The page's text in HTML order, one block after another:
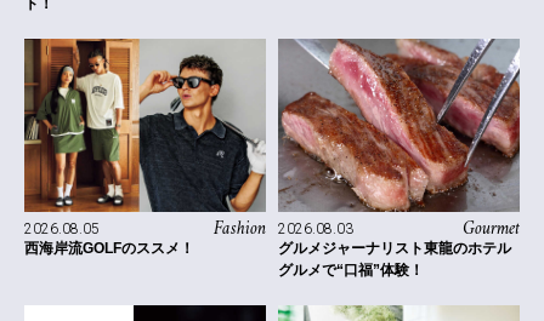
ト！
Fashion
2026.08.05
西海岸流GOLFのススメ！
Gourmet
2026.08.03
グルメジャーナリスト東龍のホテル
グルメで“口福”体験！